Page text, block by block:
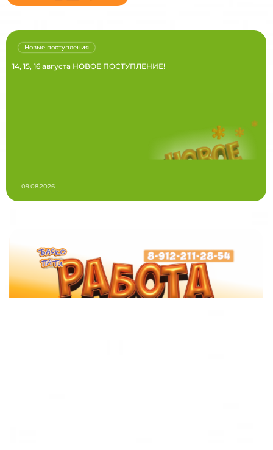
14, 15, 16 августа НОВОЕ ПОСТУПЛЕНИЕ!
Новые поступления
09.08.2026